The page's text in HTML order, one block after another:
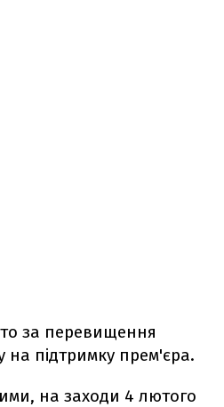
за перевищення
на підтримку прем'єра.
на заходи 4 лютого